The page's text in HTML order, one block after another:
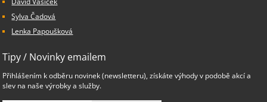
Sylva Čadová
Lenka Papoušková
Tipy / Novinky emailem
Přihlášením k odběru novinek (newsletteru), získáte výhody v podobě akcí a
slev na naše výrobky a služby.